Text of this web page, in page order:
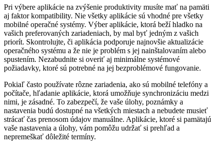
Pri výbere aplikácie na zvýšenie produktivity musíte mať na pamäti
aj faktor kompatibility. Nie všetky aplikácie sú vhodné pre všetky
mobilné operačné systémy. Výber aplikácie, ktorá beží hladko na
vašich preferovaných zariadeniach, by mal byť jedným z vašich
priorít. Skontrolujte, či aplikácia podporuje najnovšie aktualizácie
operačného systému a že nie je problém s jej nainštalovaním alebo
spustením. Nezabudnite si overiť aj minimálne systémové
požiadavky, ktoré sú potrebné na jej bezproblémové fungovanie.
Pokiaľ často používate rôzne zariadenia, ako sú mobilné telefóny a
počítače, hľadanie aplikácie, ktorá umožňuje synchronizáciu medzi
nimi, je zásadné. To zabezpečí, že vaše úlohy, poznámky a
nastavenia budú dostupné na všetkých miestach a nebudete musieť
strácať čas prenosom údajov manuálne. Aplikácie, ktoré si pamätajú
vaše nastavenia a úlohy, vám pomôžu udržať si prehľad a
nepremeškať dôležité termíny.